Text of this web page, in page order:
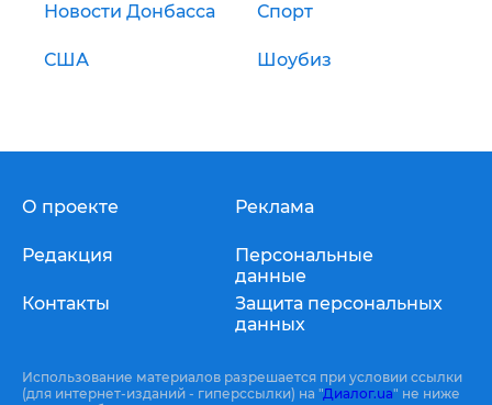
Новости Донбасса Спорт
США Шоубиз
О проекте
Редакция
Контакты
Реклама
Персональные
данные
Защита персональных
данных
Использование материалов разрешается при условии ссылки
(для интернет-изданий - гиперссылки) на "Диалог.ua" не ниже